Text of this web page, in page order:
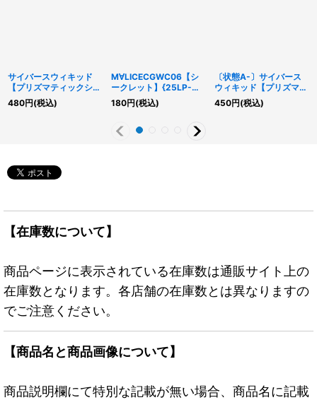
サイバースウィキッド
【プリズマティックシー
クレット】{LOCH-
JP063}《リンク》
480円(税込)
M∀LICECGWC06【シ
ークレット】{25LP-
JP017}《罠》
180円(税込)
〔状態A-〕サイバース
ウィキッド【プリズマテ
ィックシークレット】
{LOCH-JP063}《リン
450円(税込)
【在庫数について】
商品ページに表示されている在庫数は通販サイト上の
在庫数となります。各店舗の在庫数とは異なりますの
でご注意ください。
【商品名と商品画像について】
商品説明欄にて特別な記載が無い場合、商品名に記載